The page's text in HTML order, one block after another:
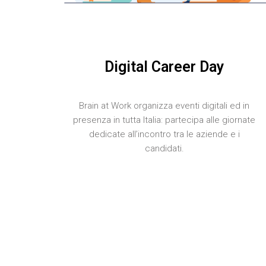
Digital Career Day
Brain at Work organizza eventi digitali ed in
presenza in tutta Italia: partecipa alle giornate
dedicate all’incontro tra le aziende e i
candidati.